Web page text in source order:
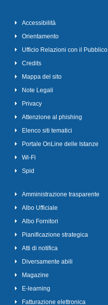
Accessibilità
Orientamento
Ufficio Relazioni con il Pubblico
Credits
Mappa del sito
Note Legali
Privacy
Attenzione al phishing
Elenco siti tematici
Portale OnLine delle Istanze
Wi-Fi
Spid
Amministrazione trasparente
Albo Ufficiale
Albo Fornitori
Pianificazione strategica
Atti di notifica
Diversamente abili
Magazine
E-learning
Fatturazione elettronica